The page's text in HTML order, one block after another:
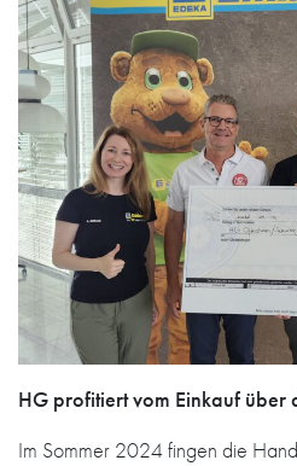
HG profitiert vom Einkauf über
Im Sommer 2024 fingen die